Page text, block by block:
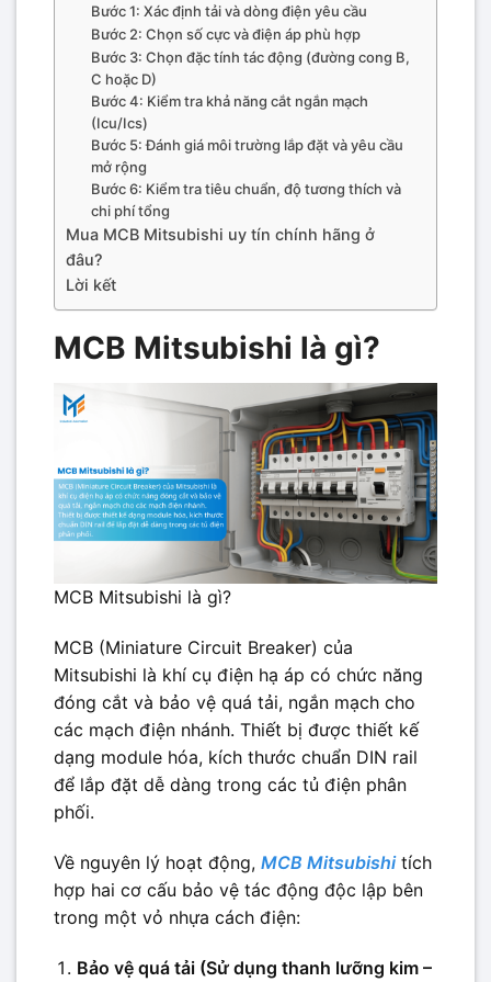
Bước 1: Xác định tải và dòng điện yêu cầu
Bước 2: Chọn số cực và điện áp phù hợp
Bước 3: Chọn đặc tính tác động (đường cong B,
C hoặc D)
Bước 4: Kiểm tra khả năng cắt ngắn mạch
(Icu/Ics)
Bước 5: Đánh giá môi trường lắp đặt và yêu cầu
mở rộng
Bước 6: Kiểm tra tiêu chuẩn, độ tương thích và
chi phí tổng
Mua MCB Mitsubishi uy tín chính hãng ở
đâu?
Lời kết
MCB Mitsubishi là gì?
MCB Mitsubishi là gì?
MCB (Miniature Circuit Breaker) của
Mitsubishi là khí cụ điện hạ áp có chức năng
đóng cắt và bảo vệ quá tải, ngắn mạch cho
các mạch điện nhánh. Thiết bị được thiết kế
dạng module hóa, kích thước chuẩn DIN rail
để lắp đặt dễ dàng trong các tủ điện phân
phối.
Về nguyên lý hoạt động, MCB Mitsubishitích
hợp hai cơ cấu bảo vệ tác động độc lập bên
trong một vỏ nhựa cách điện:
Bảo vệ quá tải (Sử dụng thanh lưỡng kim –